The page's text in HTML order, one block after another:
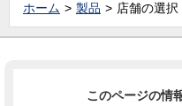
ホーム 製品 店舗の選択
このページの情